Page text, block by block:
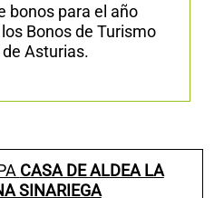
bonos para el año
Bonos de Turismo
Asturias.
CASA DE ALDEA LA
SINARIEGA